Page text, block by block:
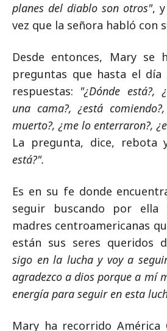
planes del diablo son otros",
vez que la señora habló con
Desde entonces, Mary se
preguntas que hasta el
respuestas: "¿Dónde está?,
una cama?, ¿está
muerto?, ¿me lo enterraron?,
La pregunta, dice, rebota
está?".
Es en su fe donde
seguir buscando por
madres centroamericanas
están sus seres queridos
sigo en la lucha y voy a
agradezco a dios porque a mí
energía para seguir en esta
Mary ha recorrido América